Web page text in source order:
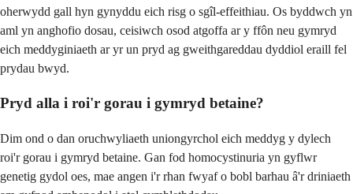
oherwydd gall hyn gynyddu eich risg o sgîl-effeithiau. Os byddwch yn
aml yn anghofio dosau, ceisiwch osod atgoffa ar y ffôn neu gymryd
eich meddyginiaeth ar yr un pryd ag gweithgareddau dyddiol eraill fel
prydau bwyd.
Pryd alla i roi'r gorau i gymryd betaine?
Dim ond o dan oruchwyliaeth uniongyrchol eich meddyg y dylech
roi'r gorau i gymryd betaine. Gan fod homocystinuria yn gyflwr
genetig gydol oes, mae angen i'r rhan fwyaf o bobl barhau â'r driniaeth